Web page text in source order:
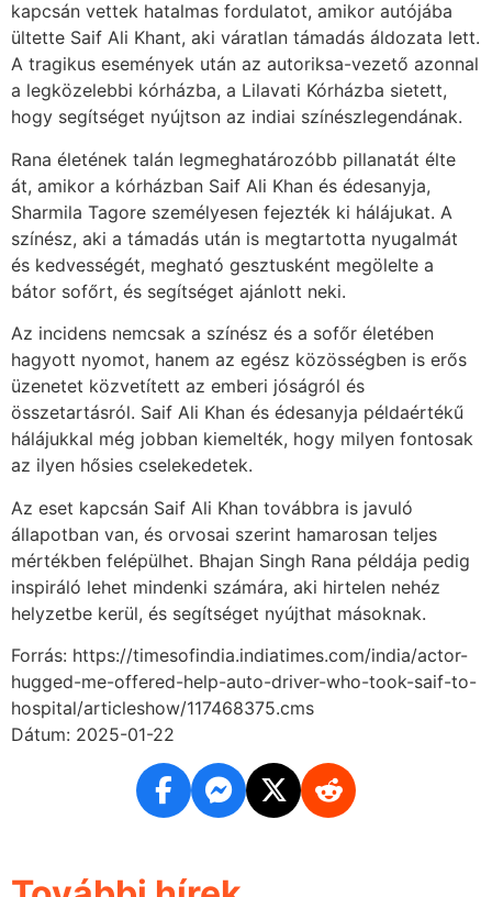
kapcsán vettek hatalmas fordulatot, amikor autójába
ültette Saif Ali Khant, aki váratlan támadás áldozata lett.
A tragikus események után az autoriksa-vezető azonnal
a legközelebbi kórházba, a Lilavati Kórházba sietett,
hogy segítséget nyújtson az indiai színészlegendának.
Rana életének talán legmeghatározóbb pillanatát élte
át, amikor a kórházban Saif Ali Khan és édesanyja,
Sharmila Tagore személyesen fejezték ki hálájukat. A
színész, aki a támadás után is megtartotta nyugalmát
és kedvességét, megható gesztusként megölelte a
bátor sofőrt, és segítséget ajánlott neki.
Az incidens nemcsak a színész és a sofőr életében
hagyott nyomot, hanem az egész közösségben is erős
üzenetet közvetített az emberi jóságról és
összetartásról. Saif Ali Khan és édesanyja példaértékű
hálájukkal még jobban kiemelték, hogy milyen fontosak
az ilyen hősies cselekedetek.
Az eset kapcsán Saif Ali Khan továbbra is javuló
állapotban van, és orvosai szerint hamarosan teljes
mértékben felépülhet. Bhajan Singh Rana példája pedig
inspiráló lehet mindenki számára, aki hirtelen nehéz
helyzetbe kerül, és segítséget nyújthat másoknak.
Forrás: https://timesofindia.indiatimes.com/india/actor-
hugged-me-offered-help-auto-driver-who-took-saif-to-
hospital/articleshow/117468375.cms
Dátum: 2025-01-22